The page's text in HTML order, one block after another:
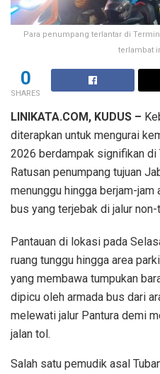
Para penumpang terlantar di
terlambat
0
SHARES
LINIKATA.COM, KUDUS –
diterapkan untuk mengurai
2026 berdampak signifikan di
Ratusan penumpang tujuan
menunggu hingga berjam-
bus yang terjebak di jalur non-
Pantauan di lokasi pada
ruang tunggu hingga area
yang membawa tumpukan
dipicu oleh armada bus dari
melewati jalur Pantura demi
jalan tol.
Salah satu pemudik asal